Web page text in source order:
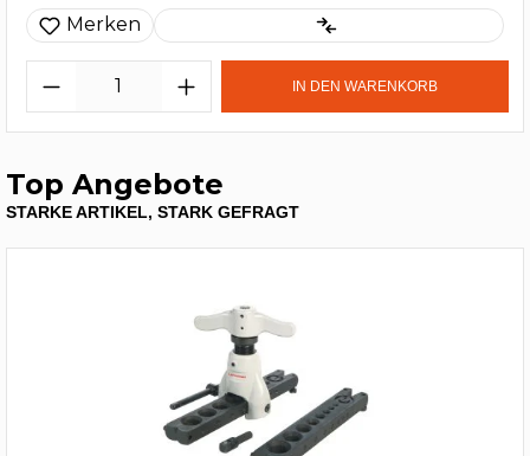
Merken
IN DEN WARENKORB
Top Angebote
STARKE ARTIKEL, STARK GEFRAGT